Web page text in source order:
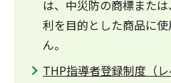
は、中災防の商標また
利を目的とした商品に
ん。
THP指導者登録制度（レ